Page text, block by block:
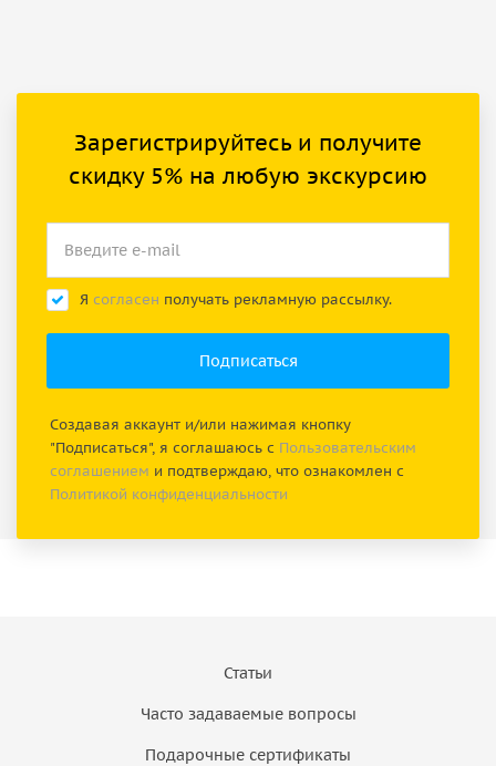
Зарегистрируйтесь и получите
скидку 5% на любую экскурсию
Я согласен получать рекламную рассылку.
Создавая аккаунт и/или нажимая кнопку
"Подписаться", я соглашаюсь с Пользовательским
соглашением и подтверждаю, что ознакомлен с
Политикой конфиденциальности
Статьи
Часто задаваемые вопросы
Подарочные сертификаты